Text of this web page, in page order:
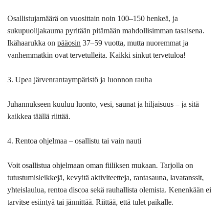
Osallistujamäärä on vuosittain noin 100–150 henkeä, ja
sukupuolijakauma pyritään pitämään mahdollisimman tasaisena.
Ikähaarukka on pääosin 37–59 vuotta, mutta nuoremmat ja
vanhemmatkin ovat tervetulleita. Kaikki sinkut tervetuloa!
3. Upea järvenrantaympäristö ja luonnon rauha
Juhannukseen kuuluu luonto, vesi, saunat ja hiljaisuus – ja sitä
kaikkea täällä riittää.
4. Rentoa ohjelmaa – osallistu tai vain nauti
Voit osallistua ohjelmaan oman fiiliksen mukaan. Tarjolla on
tutustumisleikkejä, kevyitä aktiviteetteja, rantasauna, lavatanssit,
yhteislaulua, rentoa discoa sekä rauhallista olemista. Kenenkään ei
tarvitse esiintyä tai jännittää. Riittää, että tulet paikalle.